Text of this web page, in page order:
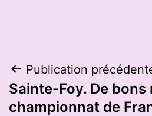
Navigation
de
Publication
Sainte-Foy. De bons
championnat de